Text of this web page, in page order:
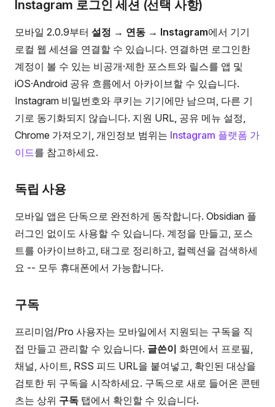
Instagram 로그인 세션 (선택 사항)
모바일 2.0.9부터 설정 → 연동 → Instagram에서 기기
로컬 웹 세션을 연결할 수 있습니다. 연결하면 로그인한
계정이 볼 수 있는 비공개·제한 포스트와 릴스를 앱 및
iOS·Android 공유 흐름에서 아카이브할 수 있습니다.
Instagram 비밀번호와 쿠키는 기기에만 남으며, 다른 기
기로 동기화되지 않습니다. 지원 URL, 공유 메뉴 설정,
Chrome 가져오기, 개인정보 범위는 Instagram 플랫폼 가
이드를 참고하세요.
독립 사용
모바일 앱은 단독으로 완전하게 동작합니다. Obsidian 플
러그인 없이도 사용할 수 있습니다. 계정을 만들고, 포스
트를 아카이브하고, 태그로 정리하고, 컬렉션을 검색하세
요 -- 모두 휴대폰에서 가능합니다.
구독
프리미엄/Pro 사용자는 모바일에서 지원되는 구독을 직
접 만들고 관리할 수 있습니다. 글쓴이 화면에서 프로필,
채널, 사이트, RSS 피드 URL을 붙여넣고, 확인된 대상을
검토한 뒤 구독을 시작하세요. 구독으로 새로 들어온 콘텐
츠는 상위 구독 탭에서 확인할 수 있습니다.